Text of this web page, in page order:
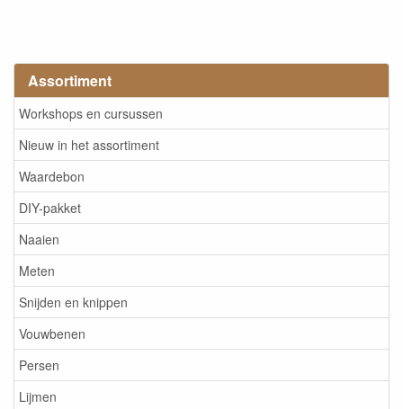
Assortiment
Workshops en cursussen
Nieuw in het assortiment
Waardebon
DIY-pakket
Naaien
Meten
Snijden en knippen
Vouwbenen
Persen
Lijmen